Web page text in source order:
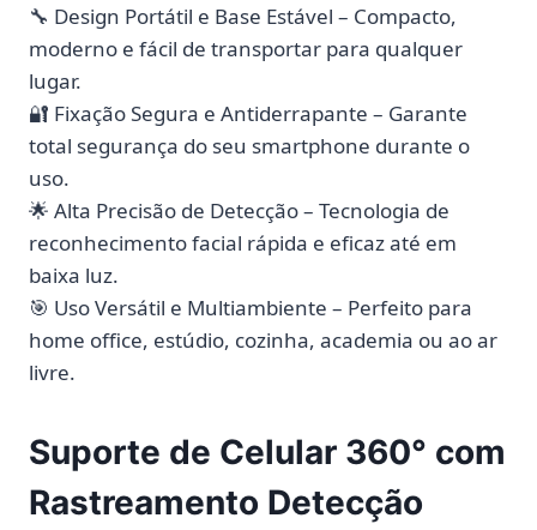
🔧 Design Portátil e Base Estável – Compacto,
moderno e fácil de transportar para qualquer
lugar.
🔐 Fixação Segura e Antiderrapante – Garante
total segurança do seu smartphone durante o
uso.
🌟 Alta Precisão de Detecção – Tecnologia de
reconhecimento facial rápida e eficaz até em
baixa luz.
🎯 Uso Versátil e Multiambiente – Perfeito para
home office, estúdio, cozinha, academia ou ao ar
livre.
Suporte de Celular 360° com
Rastreamento Detecção